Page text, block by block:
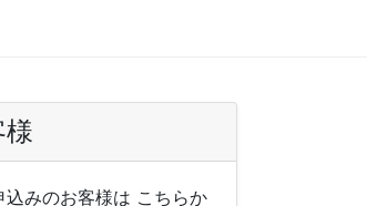
みのお客様は こちらか